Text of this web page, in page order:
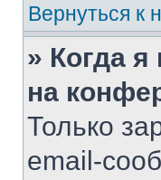
Вернуться к
» Когда
на
Только
email-